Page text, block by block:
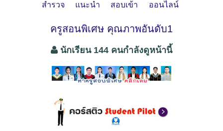
สำรวจ แนะนำ สอบเข้า ออนไลน์
ครูสอนพิเศษ คุณภาพอันดับ1
นักเรียน 144 คนกำลังดูหน้านี้